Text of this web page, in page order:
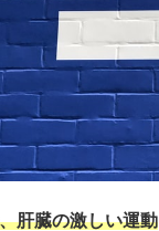
肝臓の激しい運動